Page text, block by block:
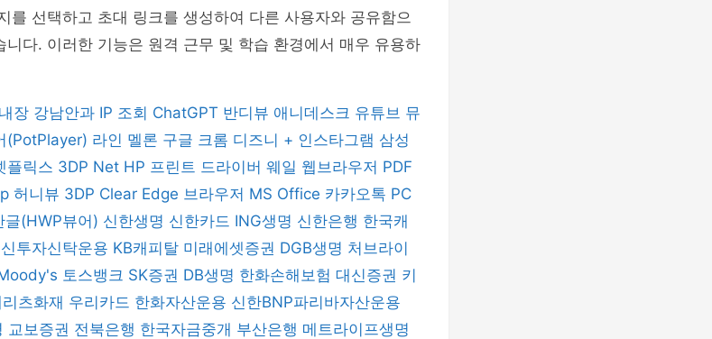
를 선택하고 초대 링크를 생성하여 다른 사용자와 공유함으
다. 이러한 기능은 원격 근무 및 학습 환경에서 매우 유용하
장 강남안과 IP 조회 ChatGPT 반디뷰 애니데스크 유튜브 뮤
(PotPlayer) 라인 멜론 구글 크롬 디즈니 + 인스타그램 삼성
플릭스 3DP Net HP 프린트 드라이버 웨일 웹브라우저 PDF
허니뷰 3DP Clear Edge 브라우저 MS Office 카카오톡 PC
글(HWP뷰어) 신한생명 신한카드 ING생명 신한은행 한국캐
투자신탁운용 KB캐피탈 미래에셋증권 DGB생명 처브라이
토스뱅크 SK증권 DB생명 한화손해보험 대신증권 키
츠화재 우리카드 한화자산운용 신한BNP파리바자산운용
교보증권 전북은행 한국자금중개 부산은행 메트라이프생명